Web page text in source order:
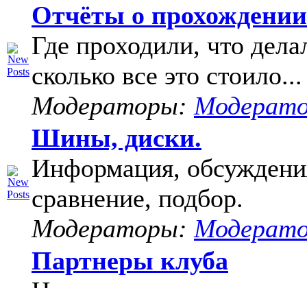
Отчёты о
Где проходили, что
сколько все это стоило...
Модераторы:
Шины, диски.
Информация,
сравнение, подбор.
Модераторы:
Партнеры клуба